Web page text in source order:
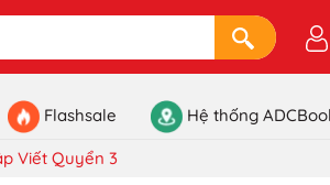
Flashsale Hệ thống
Viết Quyển 3